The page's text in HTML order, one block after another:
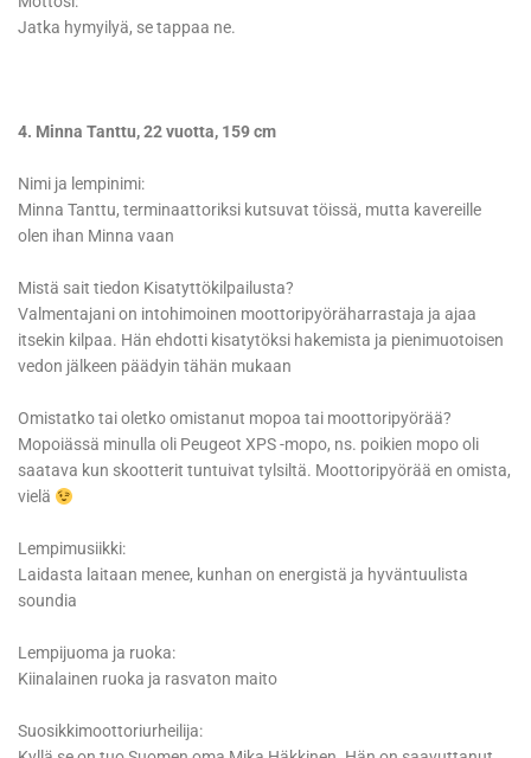
Jatka hymyilyä, se tappaa ne.
4. Minna Tanttu, 22 vuotta, 159 cm
Nimi ja lempinimi:
Minna Tanttu, terminaattoriksi kutsuvat töissä, mutta kavereille
olen ihan Minna vaan
Mistä sait tiedon Kisatyttökilpailusta?
Valmentajani on intohimoinen moottoripyöräharrastaja ja ajaa
itsekin kilpaa. Hän ehdotti kisatytöksi hakemista ja pienimuotoisen
vedon jälkeen päädyin tähän mukaan
Omistatko tai oletko omistanut mopoa tai moottoripyörää?
Mopoiässä minulla oli Peugeot XPS -mopo, ns. poikien mopo oli
saatava kun skootterit tuntuivat tylsiltä. Moottoripyörää en omista,
vielä
Lempimusiikki:
Laidasta laitaan menee, kunhan on energistä ja hyväntuulista
soundia
Lempijuoma ja ruoka:
Kiinalainen ruoka ja rasvaton maito
Suosikkimoottoriurheilija: